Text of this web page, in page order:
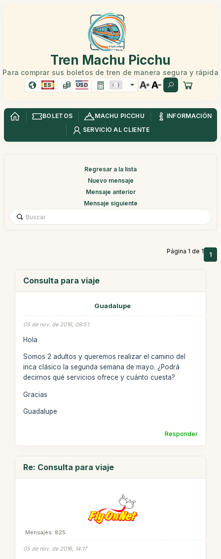
Tren Machu Picchu
Para comprar sus boletos de tren de manera segura y rápida
ES USD
BOLETOS MACHU PICCHU
INFORMACIÓN
SERVICIO AL CLIENTE
Regresar a la lista
Nuevo mensaje
Mensaje anterior
Mensaje siguiente
Página 1 de 1 1
Consulta para viaje
Guadalupe
05 de nov. de 2016, 09:51
Hola
Somos 2 adultos y queremos realizar el camino del
inca clásico la segunda semana de mayo. ¿Podrá
decirnos qué servicios ofrece y cuánto cuesta?
Gracias
Guadalupe
Responder
Re: Consulta para viaje
Mensajes: 825
05 de nov. de 2016, 14:17